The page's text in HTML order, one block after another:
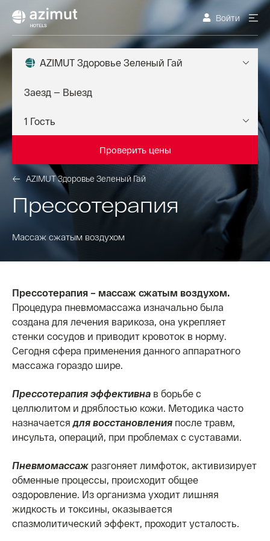
Войти
AZIMUT Здоровье Зеленый Гай
Проверить цены
AZIMUT Здоровье Зеленый Гай
Прессотерапия
Массаж сжатым воздухом
Прессотерапия – массаж сжатым воздухом.
Процедура пневмомассажа изначально была
создана для лечения варикоза, она укрепляет
стенки сосудов и приводит кровоток в норму.
Сегодня сфера применения данного аппаратного
массажа гораздо шире.
Прессотерапия эффективна в борьбе с
целлюлитом и дряблостью кожи. Методика часто
назначаетсядля восстановления после травм,
инсульта, операций, при проблемах с суставами.
Пневмомассаж разгоняет лимфоток, активизирует
обменные процессы, происходит общее
оздоровление. Из организма уходит лишняя
жидкость и токсины, оказывается
спазмолитический эффект, проходит усталость.